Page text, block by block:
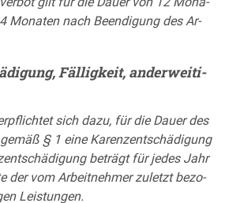
Mo­na­ten nach Be­en­di­gung des Ar­
Fäl­lig­keit, an­der­wei­ti­
sich da­zu, für die Dau­er des
§ 1 ei­ne Ka­ren­zent­schä­di­gung
be­trägt für je­des Jahr
der vom Ar­beit­neh­mer zu­letzt be­zo­
Leis­tun­gen.